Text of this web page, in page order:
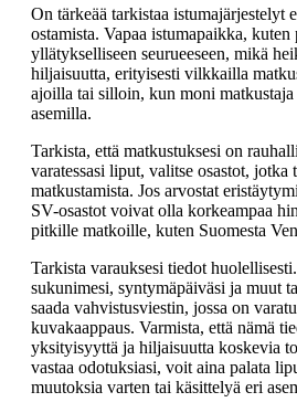
On tärkeää tarkistaa istumajärjestelyt
ostamista. Vapaa istumapaikka,
yllätykselliseen seurueeseen, mikä
hiljaisuutta, erityisesti vilkkailla
ajoilla tai silloin, kun moni matkustaja
asemilla.
Tarkista, että matkustuksesi on
varatessasi liput, valitse osastot, jotka
matkustamista. Jos arvostat
SV-osastot voivat olla korkeampaa
pitkille matkoille, kuten Suomesta
Tarkista varauksesi tiedot
sukunimesi, syntymäpäiväsi ja muut
saada vahvistusviestin, jossa on
kuvakaappaus. Varmista, että nämä
yksityisyyttä ja hiljaisuutta koskevia
vastaa odotuksiasi, voit aina palata
muutoksia varten tai käsittelyä eri